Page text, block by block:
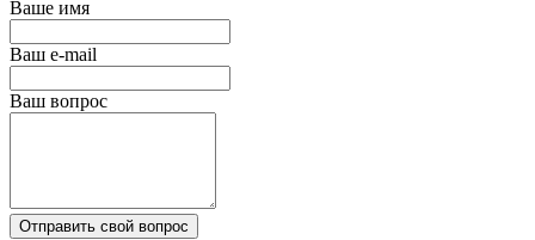
Ваше имя
Ваш e-mail
Ваш вопрос
Отправить свой вопрос